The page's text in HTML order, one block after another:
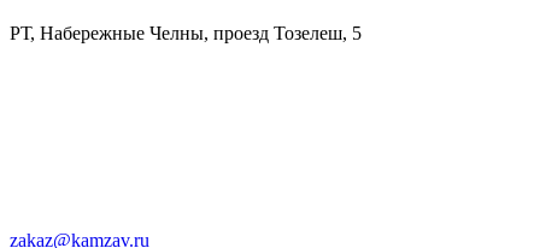
РТ, Набережные Челны, проезд Тозелеш, 5
zakaz@kamzav.ru